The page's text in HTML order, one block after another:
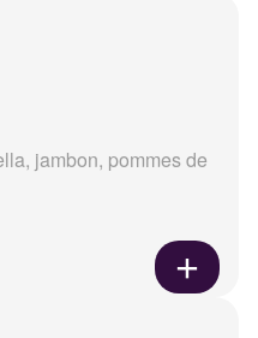
jambon, pommes de